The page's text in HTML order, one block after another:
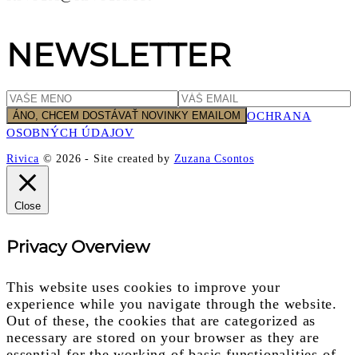
NEWSLETTER
OCHRANA
OSOBNÝCH ÚDAJOV
Rivica © 2026- Site created by Zuzana Csontos
Close
Privacy Overview
This website uses cookies to improve your
experience while you navigate through the website.
Out of these, the cookies that are categorized as
necessary are stored on your browser as they are